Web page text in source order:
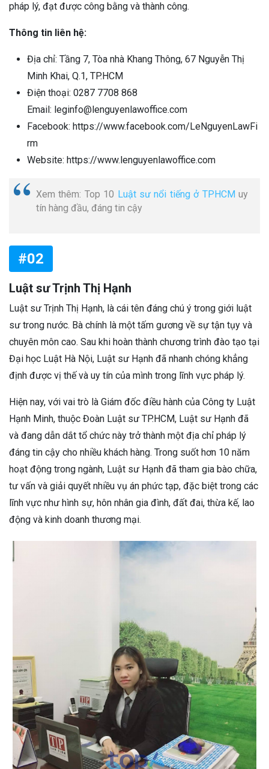
pháp lý, đạt được công bằng và thành công.
Thông tin liên hệ:
Địa chỉ: Tầng 7, Tòa nhà Khang Thông, 67 Nguyễn Thị
Minh Khai, Q.1, TP.HCM
Điện thoại: 0287 7708 868
Email: leginfo@lenguyenlawoffice.com
Facebook: https://www.facebook.com/LeNguyenLawFi
rm
Website: https://www.lenguyenlawoffice.com
Xem thêm: Top 10 Luật sư nổi tiếng ở TPHCMuy
tín hàng đầu, đáng tin cậy
#02
Luật sư Trịnh Thị Hạnh
Luật sư Trịnh Thị Hạnh, là cái tên đáng chú ý trong giới luật
sư trong nước. Bà chính là một tấm gương về sự tận tụy và
chuyên môn cao. Sau khi hoàn thành chương trình đào tạo tại
Đại học Luật Hà Nội, Luật sư Hạnh đã nhanh chóng khẳng
định được vị thế và uy tín của mình trong lĩnh vực pháp lý.
Hiện nay, với vai trò là Giám đốc điều hành của Công ty Luật
Hạnh Minh, thuộc Đoàn Luật sư TP.HCM, Luật sư Hạnh đã
và đang dẫn dắt tổ chức này trở thành một địa chỉ pháp lý
đáng tin cậy cho nhiều khách hàng. Trong suốt hơn 10 năm
hoạt động trong ngành, Luật sư Hạnh đã tham gia bào chữa,
tư vấn và giải quyết nhiều vụ án phức tạp, đặc biệt trong các
lĩnh vực như hình sự, hôn nhân gia đình, đất đai, thừa kế, lao
động và kinh doanh thương mại.